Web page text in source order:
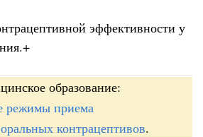
эффективности у
образование:
режимы приема
контрацептивов.